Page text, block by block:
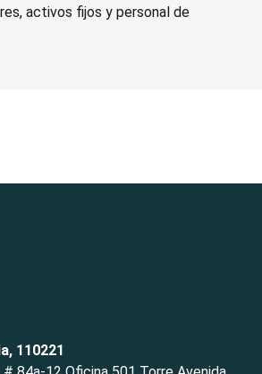
activos fijos y personal de
110221